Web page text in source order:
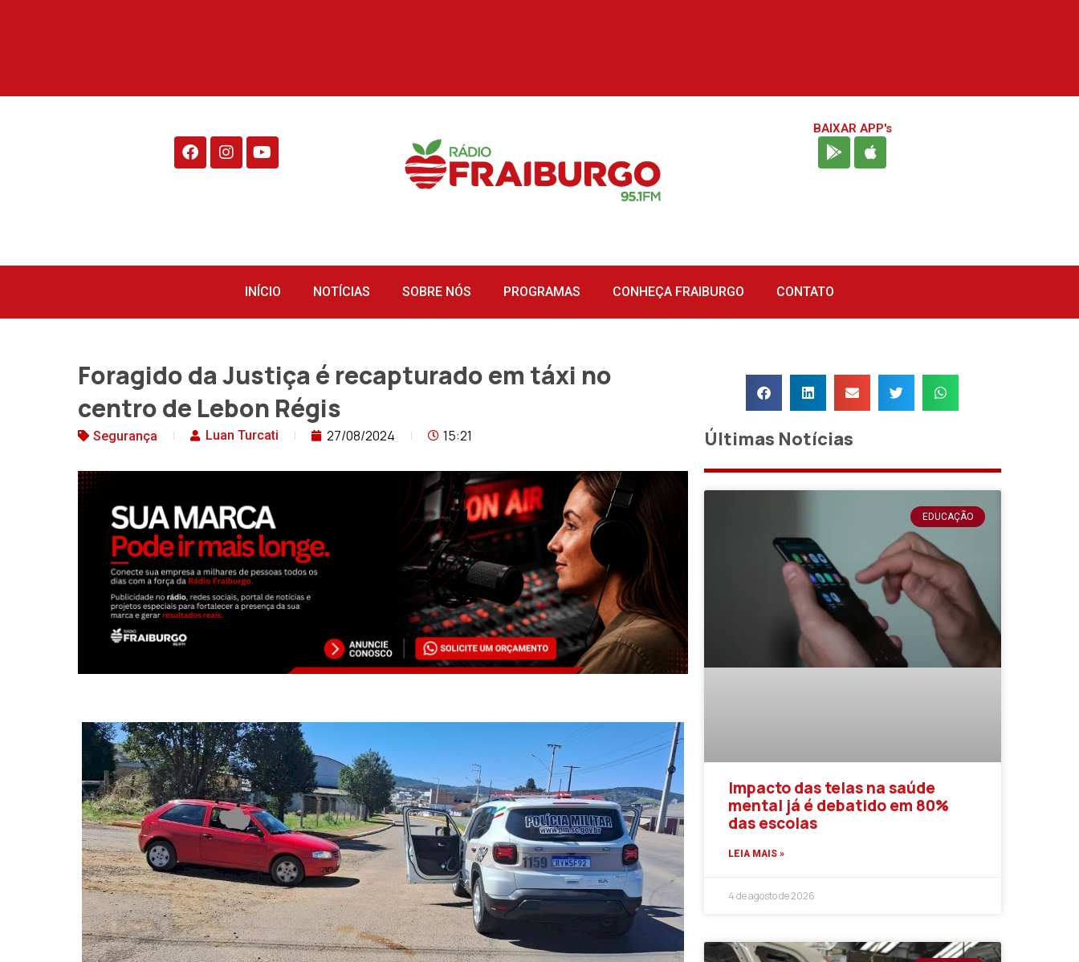
BAIXAR APP's
INÍCIO NOTÍCIAS SOBRE NÓS PROGRAMAS CONHEÇA FRAIBURGO CONTATO
Foragido da Justiça é recapturado em táxi no
centro de Lebon Régis
Segurança Luan Turcati 27/08/2024 15:21 Últimas Notícias
EDUCAÇÃO
Impacto das telas na saúde
mental já é debatido em 80%
das escolas
LEIA MAIS »
4 de agosto de 2026